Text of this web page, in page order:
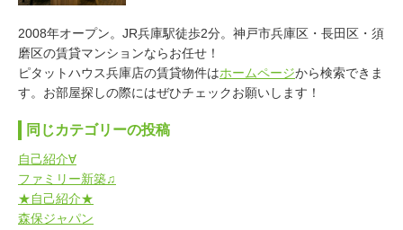
2008年オープン。JR兵庫駅徒歩2分。神戸市兵庫区・長田区・須
磨区の賃貸マンションならお任せ！
ピタットハウス兵庫店の賃貸物件はホームページから検索できま
す。お部屋探しの際にはぜひチェックお願いします！
同じカテゴリーの投稿
自己紹介∀
ファミリー新築♫
★自己紹介★
森保ジャパン